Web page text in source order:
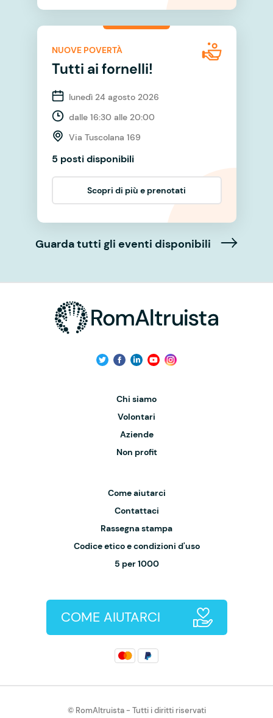
NUOVE POVERTÀ
Tutti ai fornelli!
lunedì 24 agosto 2026
dalle 16:30 alle 20:00
Via Tuscolana 169
5 posti disponibili
Scopri di più e prenotati
Guarda tutti gli eventi disponibili
Chi siamo
Volontari
Aziende
Non profit
Come aiutarci
Contattaci
Rassegna stampa
Codice etico e condizioni d'uso
5 per 1000
COME AIUTARCI
© RomAltruista - Tutti i diritti riservati